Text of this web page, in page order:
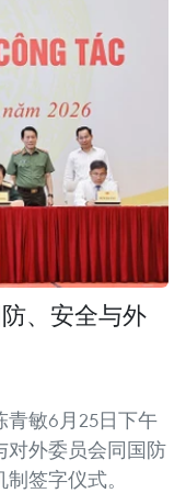
、安全与外
敏6月25日下午
对外委员会同国防
签字仪式。